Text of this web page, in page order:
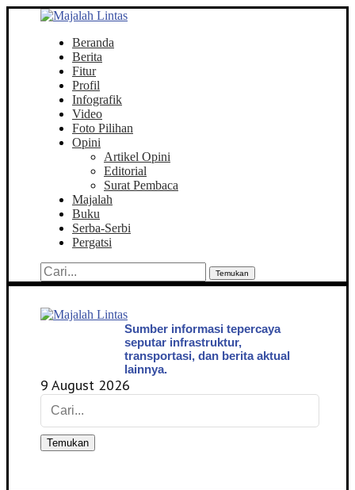
Beranda
Berita
Fitur
Profil
Infografik
Video
Foto Pilihan
Opini
Artikel Opini
Editorial
Surat Pembaca
Majalah
Buku
Serba-Serbi
Pergatsi
Temukan
Sumber informasi tepercaya
seputar infrastruktur,
transportasi, dan berita aktual
lainnya.
9 August 2026
Temukan